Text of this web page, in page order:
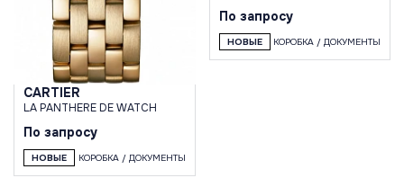
CARTIER
LA PANTHERE DE WATCH
По запросу
НОВЫЕ КОРОБКА / ДОКУМЕНТЫ
По запросу
НОВЫЕ КОРОБКА / ДОКУМЕНТЫ